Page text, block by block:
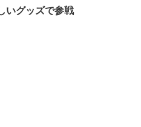
いグッズで参戦